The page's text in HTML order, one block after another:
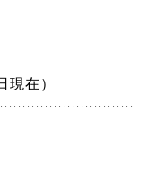
在）